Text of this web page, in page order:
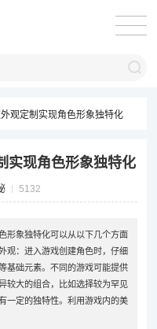
观定制实现角色形象独特化
实现角色形象独特化
5132
形象独特化可以从以下几个方面
观：进入游戏创建角色时，仔细
基础元素。不同的游戏可能提供
较大的组合，比如选择较为罕见
一定的独特性。利用游戏内的美